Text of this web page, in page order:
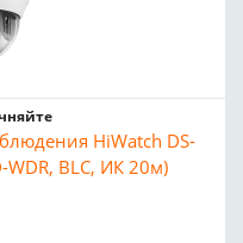
HiWatch DS-
BLC, ИК 20м)